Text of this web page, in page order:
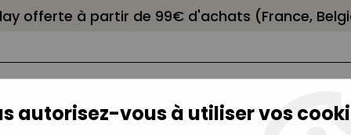
offerte à partir de 99€ d'achats (France,
autorisez-vous à utiliser vos